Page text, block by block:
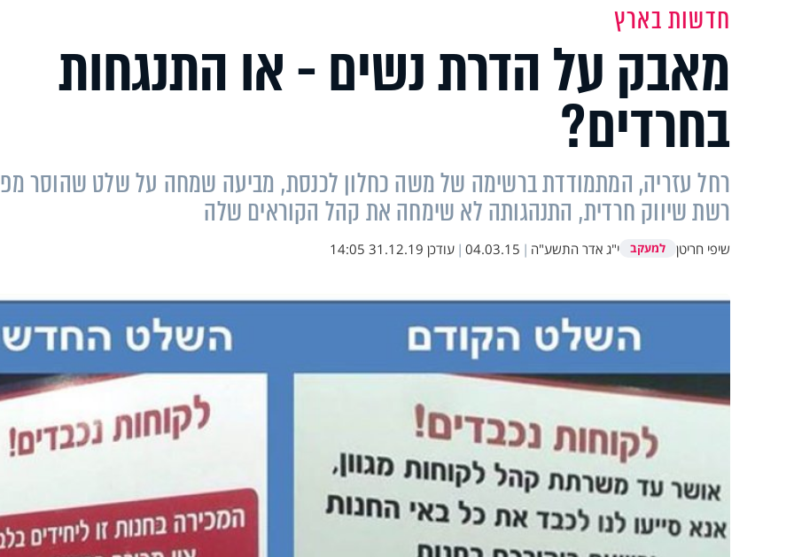
חדשות בארץ
מאבק על הדרת נשים - או התנגחות
בחרדים?
רחל עזריה, המתמודדת ברשימה של משה כחלון לכנסת, מביעה שמחה על שלט שהוסר
רשת שיווק חרדית, התנהגותה לא שימחה את קהל הקוראים שלה
שיפי חריטן למעקב י"ג אדר התשע"ה |
04.03.15
| עודכן 31.12.19 14:05